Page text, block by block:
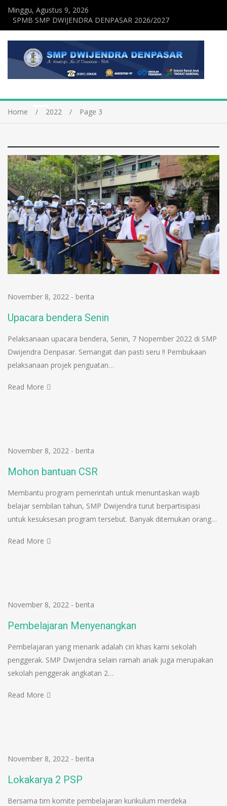
Minggu, Agustus 9, 2026
SPMB SMP DWIJENDRA DENPASAR 2026/2027
Home 2022 Page 3
November 8, 2022 - berita
Upacara bendera Senin
Pelaksanaan upacara bendera, Senin, 7 Nopember 2022 di SMP
Dwijendra Denpasar. Semangat dan pasti seru !! Pembukaan
pelaksanaan projek penguatan…
Read More
November 8, 2022 - berita
Mohon bantuan CSR
Membantu program pemerintah untuk menuntaskan wajib
belajar sembilan tahun, SMP Dwijendra turut berpartisipasi
untuk kesuksesan program tersebut. Banyak ditemukan orang…
Read More
November 8, 2022 - berita
Pembelajaran Menyenangkan
Pembelajaran yang menarik adalah ciri khas kami sekolah
penggerak. SMP Dwijendra selain ramah anak juga merupakan
sekolah penggerak angkatan 2…
Read More
November 8, 2022 - berita
Lokakarya 2 PSP
Bersama tim komite pembelajaran kurikulum merdeka